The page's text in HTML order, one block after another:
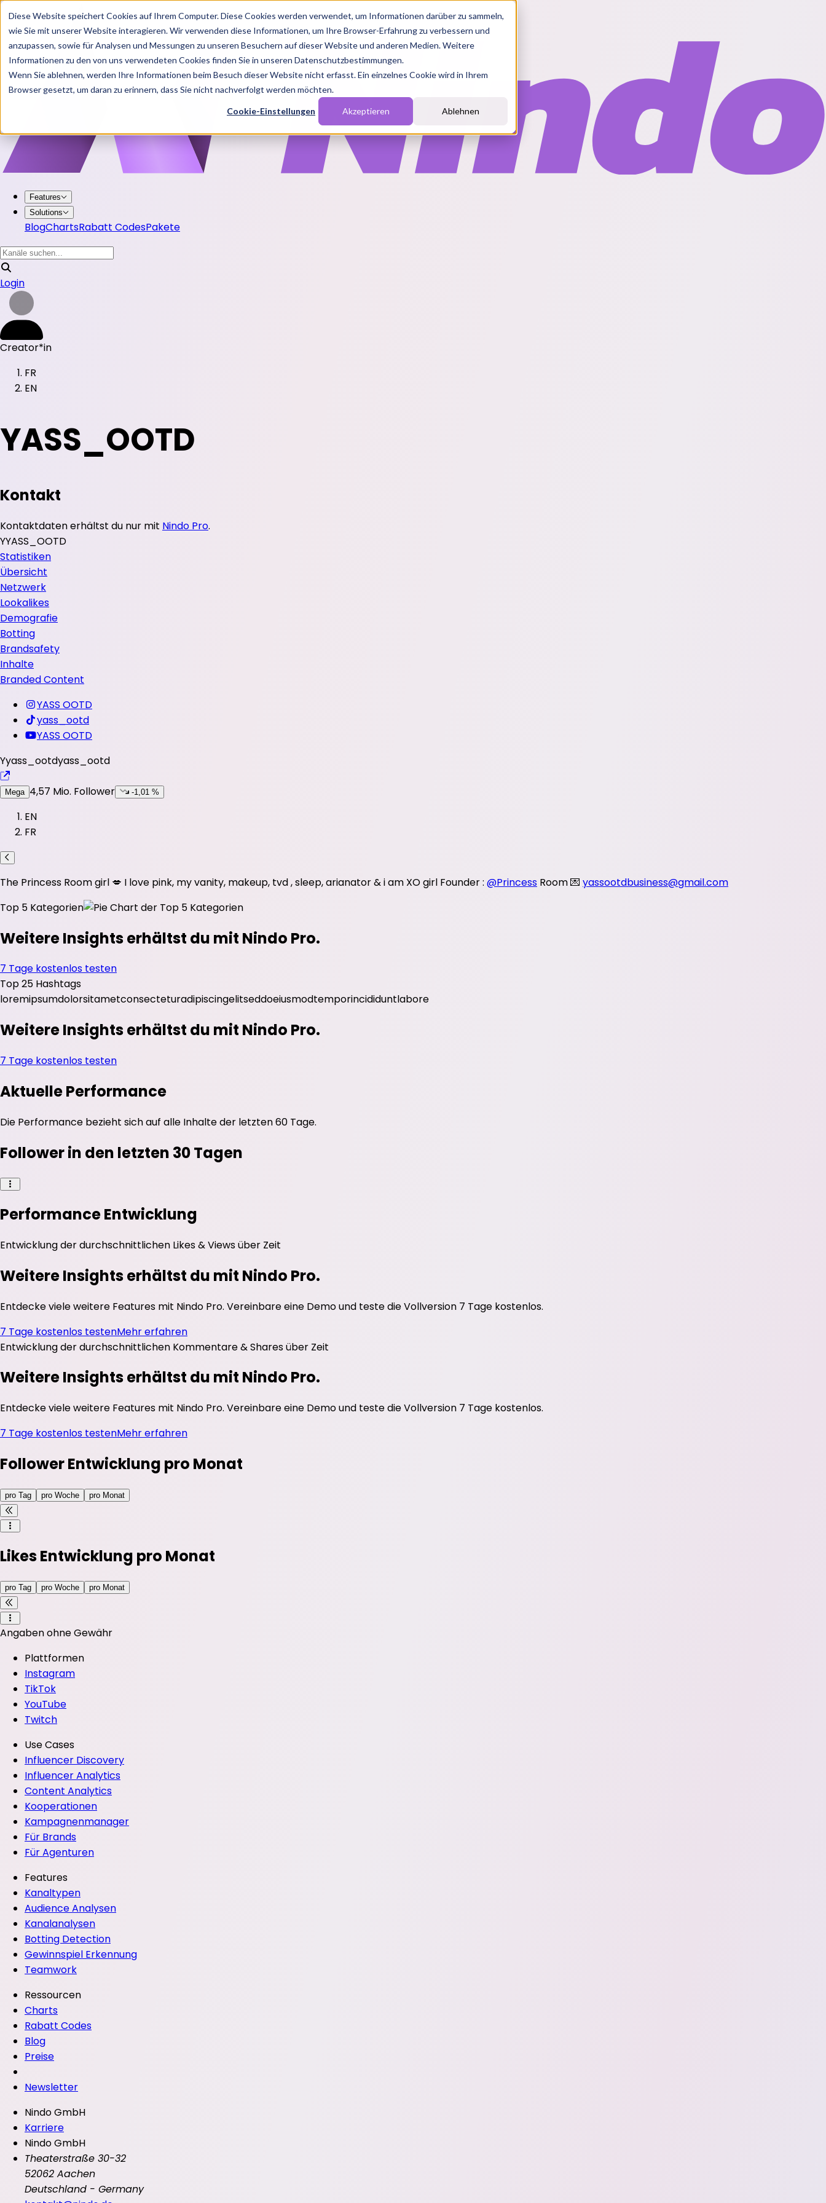
Diese Website speichert Cookies auf Ihrem Computer. Diese Cookies werden verwendet, um Informationen darüber zu sammeln,
wie Sie mit unserer Website interagieren. Wir verwenden diese Informationen, um Ihre Browser-Erfahrung zu verbessern und
anzupassen, sowie für Analysen und Messungen zu unseren Besuchern auf dieser Website und anderen Medien. Weitere
Informationen zu den von uns verwendeten Cookies finden Sie in unseren Datenschutzbestimmungen.
Wenn Sie ablehnen, werden Ihre Informationen beim Besuch dieser Website nicht erfasst. Ein einzelnes Cookie wird in Ihrem
Browser gesetzt, um daran zu erinnern, dass Sie nicht nachverfolgt werden möchten.
Cookie-Einstellungen Akzeptieren Ablehnen
Features
Solutions
BlogChartsRabatt CodesPakete
Login
Creator*in
FR
EN
YASS_OOTD
Kontakt
Kontaktdaten erhältst du nur mit Nindo Pro.
YYASS_OOTD
Statistiken
Übersicht
Netzwerk
Lookalikes
Demografie
Botting
Brandsafety
Inhalte
Branded Content
YASS OOTD
yass_ootd
YASS OOTD
Yyass_ootdyass_ootd
Mega 4,57 Mio. Follower -1,01 %
EN
FR
The Princess Room girl 💋 I love pink, my vanity, makeup, tvd , sleep, arianator & i am XO girl Founder : @Princess Room 💌 yassootdbusiness@gmail.com
Top 5 Kategorien
Weitere Insights erhältst du mit Nindo Pro.
7 Tage kostenlos testen
Top 25 Hashtags
loremipsumdolorsitametconsecteturadipiscingelitseddoeiusmodtemporincididuntlabore
Weitere Insights erhältst du mit Nindo Pro.
7 Tage kostenlos testen
Aktuelle Performance
Die Performance bezieht sich auf alle Inhalte der letzten 60 Tage.
Follower in den letzten 30 Tagen
Performance Entwicklung
Entwicklung der durchschnittlichen Likes&Viewsüber Zeit
Weitere Insights erhältst du mit Nindo Pro.
Entdecke viele weitere Features mit Nindo Pro. Vereinbare eine Demo und teste die Vollversion 7 Tage kostenlos.
7 Tage kostenlos testenMehr erfahren
Entwicklung der durchschnittlichen Kommentare&Sharesüber Zeit
Weitere Insights erhältst du mit Nindo Pro.
Entdecke viele weitere Features mit Nindo Pro. Vereinbare eine Demo und teste die Vollversion 7 Tage kostenlos.
7 Tage kostenlos testenMehr erfahren
Follower Entwicklung pro Monat
pro Tag pro Woche pro Monat
Likes Entwicklung pro Monat
pro Tag pro Woche pro Monat
Angaben ohne Gewähr
Plattformen
Instagram
TikTok
YouTube
Twitch
Use Cases
Influencer Discovery
Influencer Analytics
Content Analytics
Kooperationen
Kampagnenmanager
Für Brands
Für Agenturen
Features
Kanaltypen
Audience Analysen
Kanalanalysen
Botting Detection
Gewinnspiel Erkennung
Teamwork
Ressourcen
Charts
Rabatt Codes
Blog
Preise
Newsletter
Nindo GmbH
Karriere
Nindo GmbH
Theaterstraße 30-32
52062 Aachen
Deutschland - Germany